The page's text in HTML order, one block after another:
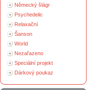
Německý šlágr
Psychedelic
Relaxační
Šanson
World
Nezařazeno
Speciální projekt
Dárkový poukaz